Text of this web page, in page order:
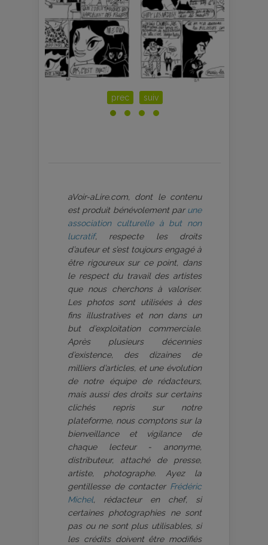
prec suiv
aVoir-aLire.com, dont le contenu
est produit bénévolement par une
association culturelle à but non
lucratif, respecte les droits
d’auteur et s’est toujours engagé à
être rigoureux sur ce point, dans
le respect du travail des artistes
que nous cherchons à valoriser.
Les photos sont utilisées à des
fins illustratives et non dans un
but d’exploitation commerciale.
Après plusieurs décennies
d’existence, des dizaines de
milliers d’articles, et une évolution
de notre équipe de rédacteurs,
mais aussi des droits sur certains
clichés repris sur notre
plateforme, nous comptons sur la
bienveillance et vigilance de
chaque lecteur - anonyme,
distributeur, attaché de presse,
artiste, photographe. Ayez la
gentillesse de contacter Frédéric
Michel, rédacteur en chef, si
certaines photographies ne sont
pas ou ne sont plus utilisables, si
les crédits doivent être modifiés